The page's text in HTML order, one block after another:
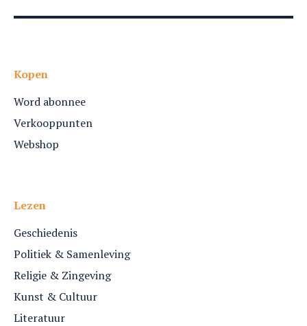
Kopen
Word abonnee
Verkooppunten
Webshop
Lezen
Geschiedenis
Politiek & Samenleving
Religie & Zingeving
Kunst & Cultuur
Literatuur